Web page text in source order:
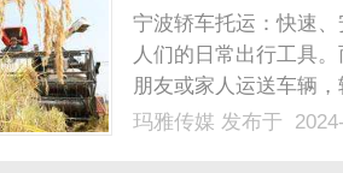
宁波轿车托运：快速
人们的日常出行工具
朋友或家人运送车辆
国主要的沿海城市之
玛雅传媒 发布于